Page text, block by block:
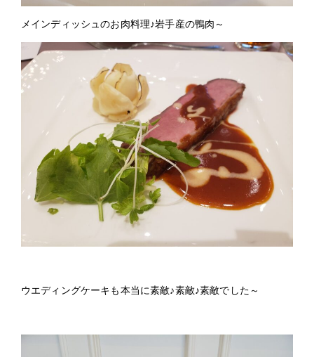
メインディッシュのお肉料理♪岩手産の鴨肉～
ウエディングケーキも本当に素敵♪素敵♪素敵でした～